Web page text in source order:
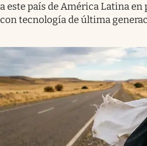
a este país de América Latina
con tecnología de última